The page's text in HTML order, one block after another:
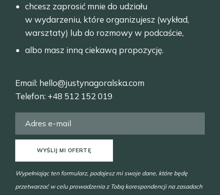
chcesz zaprosić mnie do udziału
w wydarzeniu, które organizujesz (wykład,
warsztaty) lub do rozmowy w podcaście,
albo masz inną ciekawą propozycję.
Email: hello@justynagoralska.com
Telefon: +48 512 152 019
WYŚLIJ MI OFERTĘ
Wypełniając ten formularz, podajesz mi swoje dane, które będę
przetwarzać w celu prowadzenia z Tobą korespondencji na zasadach